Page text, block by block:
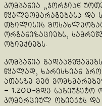
კომპანია „ჯორჯიან
წყალმომარაგებასა და
თბილისის
ორგანიზაციებს,
ობიექტებს.
კომპანია
წყალად, ხარისხიან
ათასზე მეტ
– 1.200-მდე საბიუჯეტო
კომერციულ ობიექტს